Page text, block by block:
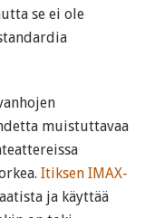
se ei ole
muistuttavaa
Itiksen IMAX-
ja käyttää